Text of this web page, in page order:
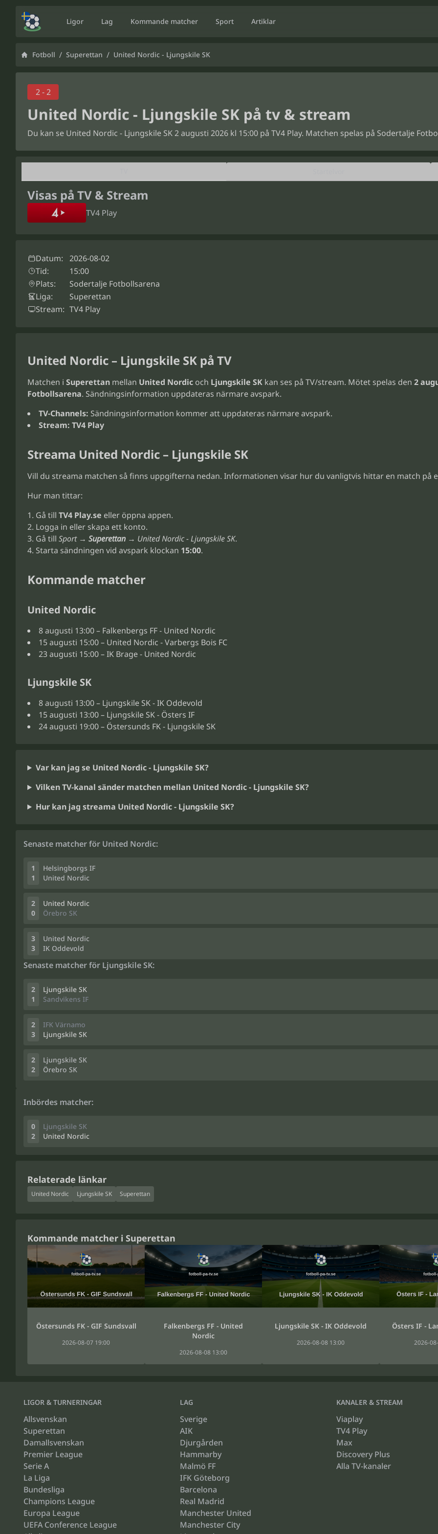
Ligor Lag Kommande matcher Sport Artiklar
Fotboll / Superettan / United Nordic - Ljungskile SK
2 - 2
United Nordic - Ljungskile SK på tv & stream
Du kan se United Nordic - Ljungskile SK 2 augusti 2026 kl 15:00 på TV4 Play. Matchen spelas på Sodertalje
Visas på TV & Stream
TV4 Play
Datum:
2026-08-02
Tid:
15:00
Plats:
Sodertalje Fotbollsarena
Liga:
Superettan
Stream: TV4 Play
United Nordic – Ljungskile SK på TV
Matchen i Superettan mellan United Nordic och Ljungskile SK kan ses på TV/stream. Mötet spelas den 2
Fotbollsarena. Sändningsinformation uppdateras närmare avspark.
TV-Channels: Sändningsinformation kommer att uppdateras närmare avspark.
Stream: TV4 Play
Streama United Nordic – Ljungskile SK
Vill du streama matchen så finns uppgifterna nedan. Informationen visar hur du vanligtvis hittar en match på
Hur man tittar:
Gå till TV4 Play.se eller öppna appen.
Logga in eller skapa ett konto.
Gå till Sport → Superettan → United Nordic - Ljungskile SK.
Starta sändningen vid avspark klockan 15:00.
Kommande matcher
United Nordic
8 augusti 13:00 – Falkenbergs FF - United Nordic
15 augusti 15:00 – United Nordic - Varbergs Bois FC
23 augusti 15:00 – IK Brage - United Nordic
Ljungskile SK
8 augusti 13:00 – Ljungskile SK - IK Oddevold
15 augusti 13:00 – Ljungskile SK - Östers IF
24 augusti 19:00 – Östersunds FK - Ljungskile SK
Var kan jag se United Nordic - Ljungskile SK?
Vilken TV-kanal sänder matchen mellan United Nordic - Ljungskile SK?
Hur kan jag streama United Nordic - Ljungskile SK?
Senaste matcher för United Nordic:
1
1
Helsingborgs IF
United Nordic
2
0
United Nordic
Örebro SK
3
3
United Nordic
IK Oddevold
Senaste matcher för Ljungskile SK:
2
1
Ljungskile SK
Sandvikens IF
2
3
IFK Värnamo
Ljungskile SK
2
2
Ljungskile SK
Örebro SK
Inbördes matcher:
0
2
Ljungskile SK
United Nordic
Relaterade länkar
United Nordic Ljungskile SK Superettan
Kommande matcher i Superettan
Östersunds FK - GIF Sundsvall
2026-08-07 19:00
Falkenbergs FF - United
Nordic
2026-08-08 13:00
Ljungskile SK - IK Oddevold
2026-08-08 13:00
Östers IF -
2026-
LIGOR & TURNERINGAR
Allsvenskan
Superettan
Damallsvenskan
Premier League
Serie A
La Liga
Bundesliga
Champions League
Europa League
UEFA Conference League
LAG
Sverige
AIK
Djurgården
Hammarby
Malmö FF
IFK Göteborg
Barcelona
Real Madrid
Manchester United
Manchester City
KANALER & STREAM
Viaplay
TV4 Play
Max
Discovery Plus
Alla TV-kanaler